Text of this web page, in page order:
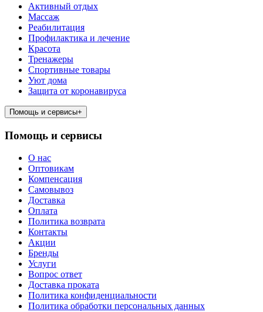
Активный отдых
Массаж
Реабилитация
Профилактика и лечение
Красота
Тренажеры
Спортивные товары
Уют дома
Защита от коронавируса
Помощь и сервисы+
Помощь и сервисы
О нас
Оптовикам
Компенсация
Самовывоз
Доставка
Оплата
Политика возврата
Контакты
Акции
Бренды
Услуги
Вопрос ответ
Доставка проката
Политика конфиденциальности
Политика обработки персональных данных